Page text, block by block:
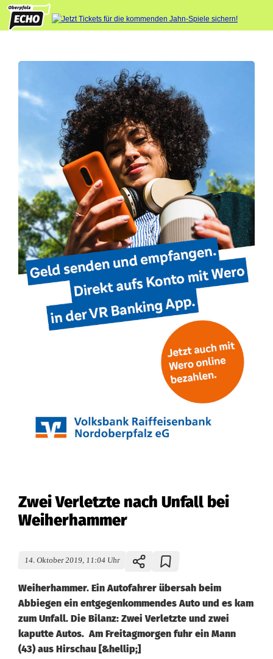
Zwei Verletzte nach Unfall bei
Weiherhammer
14. Oktober 2019, 11:04 Uhr
Weiherhammer. Ein Autofahrer übersah beim
Abbiegen ein entgegenkommendes Auto und es kam
zum Unfall. Die Bilanz: Zwei Verletzte und zwei
kaputte Autos. Am Freitagmorgen fuhr ein Mann
(43) aus Hirschau [&hellip;]